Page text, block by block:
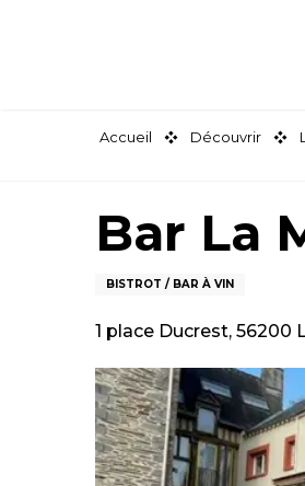
Accueil Découvrir
Bar La
BISTROT / BAR À VIN
1 place Ducrest, 56200